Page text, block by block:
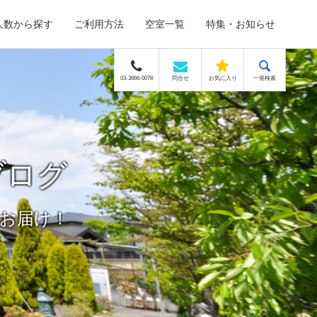
数から探す ご利用方法 空室一覧 特集・お知らせ
03-3666-0078 問合せ お気に入り 一発検索
グ
届け！